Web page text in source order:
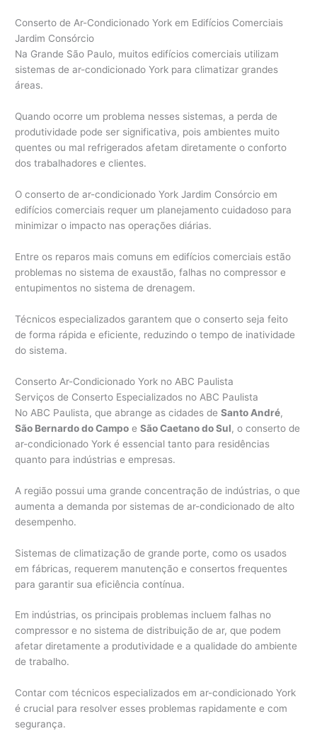
Conserto de Ar-Condicionado York em Edifícios Comerciais
Jardim Consórcio
Na Grande São Paulo, muitos edifícios comerciais utilizam
sistemas de ar-condicionado York para climatizar grandes
áreas.
Quando ocorre um problema nesses sistemas, a perda de
produtividade pode ser significativa, pois ambientes muito
quentes ou mal refrigerados afetam diretamente o conforto
dos trabalhadores e clientes.
O conserto de ar-condicionado York Jardim Consórcio em
edifícios comerciais requer um planejamento cuidadoso para
minimizar o impacto nas operações diárias.
Entre os reparos mais comuns em edifícios comerciais estão
problemas no sistema de exaustão, falhas no compressor e
entupimentos no sistema de drenagem.
Técnicos especializados garantem que o conserto seja feito
de forma rápida e eficiente, reduzindo o tempo de inatividade
do sistema.
Conserto Ar-Condicionado York no ABC Paulista
Serviços de Conserto Especializados no ABC Paulista
No ABC Paulista, que abrange as cidades deSanto André,
São Bernardo do Campo eSão Caetano do Sul, o conserto de
ar-condicionado York é essencial tanto para residências
quanto para indústrias e empresas.
A região possui uma grande concentração de indústrias, o que
aumenta a demanda por sistemas de ar-condicionado de alto
desempenho.
Sistemas de climatização de grande porte, como os usados
em fábricas, requerem manutenção e consertos frequentes
para garantir sua eficiência contínua.
Em indústrias, os principais problemas incluem falhas no
compressor e no sistema de distribuição de ar, que podem
afetar diretamente a produtividade e a qualidade do ambiente
de trabalho.
Contar com técnicos especializados em ar-condicionado York
é crucial para resolver esses problemas rapidamente e com
segurança.